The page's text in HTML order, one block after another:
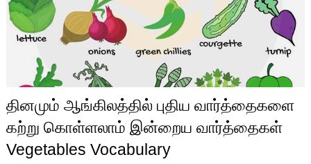
தினமும் ஆங்கிலத்தில் புதிய வார்த்தைகளை
கற்று கொள்ளலாம் இன்றைய வார்த்தைகள்
Vegetables Vocabulary